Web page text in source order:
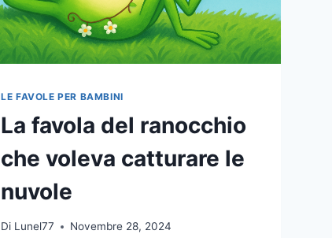
LE FAVOLE PER BAMBINI
La favola del ranocchio
che voleva catturare le
nuvole
Di Lunel77 Novembre 28, 2024